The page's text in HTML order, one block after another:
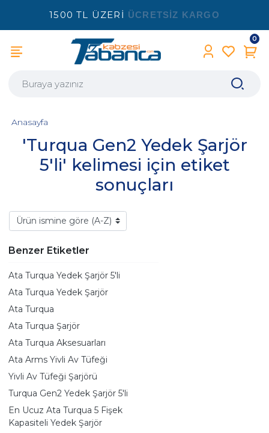
1500 TL ÜZERİ ÜCRETSİZ KARGO
0
'Turqua Gen2 Yedek Şarjör
5'li' kelimesi için etiket
sonuçları
Anasayfa
Benzer Etiketler
Ata Turqua Yedek Şarjör 5'li
Ata Turqua Yedek Şarjör
Ata Turqua
Ata Turqua Şarjör
Ata Turqua Aksesuarları
Ata Arms Yivli Av Tüfeği
Yivli Av Tüfeği Şarjörü
Turqua Gen2 Yedek Şarjör 5'li
En Ucuz Ata Turqua 5 Fişek
Kapasiteli Yedek Şarjör